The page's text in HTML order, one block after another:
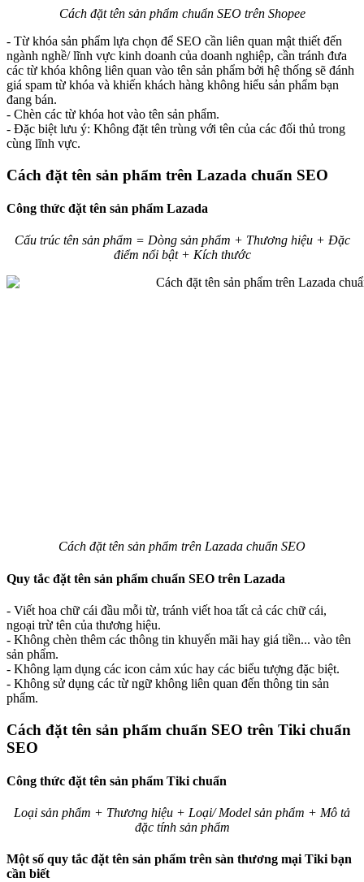
Cách đặt tên sản phẩm chuẩn SEO trên Shopee
- Từ khóa sản phẩm lựa chọn để SEO cần liên quan mật thiết đến
ngành nghề/ lĩnh vực kinh doanh của doanh nghiệp, cần tránh đưa
các từ khóa không liên quan vào tên sản phẩm bởi hệ thống sẽ đánh
giá spam từ khóa và khiến khách hàng không hiểu sản phẩm bạn
đang bán.
- Chèn các từ khóa hot vào tên sản phẩm.
- Đặc biệt lưu ý: Không đặt tên trùng với tên của các đối thủ trong
cùng lĩnh vực.
Cách đặt tên sản phẩm trên Lazada chuẩn SEO
Công thức đặt tên sản phẩm Lazada
Cấu trúc tên sản phẩm = Dòng sản phẩm + Thương hiệu + Đặc
điểm nổi bật + Kích thước
Cách đặt tên sản phẩm trên Lazada chuẩn SEO
Quy tắc đặt tên sản phẩm chuẩn SEO trên Lazada
- Viết hoa chữ cái đầu mỗi từ, tránh viết hoa tất cả các chữ cái,
ngoại trừ tên của thương hiệu.
- Không chèn thêm các thông tin khuyến mãi hay giá tiền... vào tên
sản phẩm.
- Không lạm dụng các icon cảm xúc hay các biểu tượng đặc biệt.
- Không sử dụng các từ ngữ không liên quan đến thông tin sản
phẩm.
Cách đặt tên sản phẩm chuẩn SEO trên Tiki chuẩn
SEO
Công thức đặt tên sản phẩm Tiki chuẩn
Loại sản phẩm + Thương hiệu + Loại/ Model sản phẩm + Mô tả
đặc tính sản phẩm
Một số quy tắc đặt tên sản phẩm trên sàn thương mại Tiki bạn
cần biết